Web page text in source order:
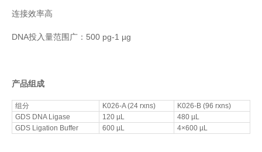
连接效率高
DNA投入量范围广：500 pg-1 µg
产品组成
组分 K026-A (24 rxns)
K026-B (96 rxns)
GDS DNA Ligase
120 µL
480 µL
GDS Ligation Buffer
600 µL 4×600 µL